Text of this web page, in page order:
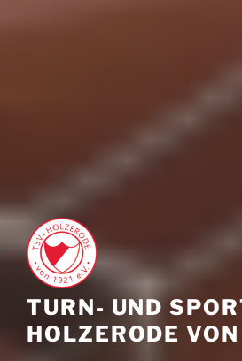
TURN- UND
HOLZERODE